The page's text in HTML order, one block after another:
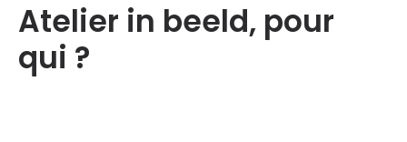
Atelier in beeld, pour
qui ?